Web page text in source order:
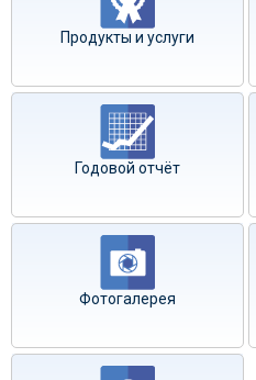
Продукты и услуги
Годовой отчёт
Фотогалерея